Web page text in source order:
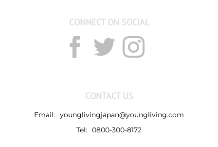
CONNECT ON SOCIAL
CONTACT US
Email: younglivingjapan@youngliving.com
Tel: 0800-300-8172